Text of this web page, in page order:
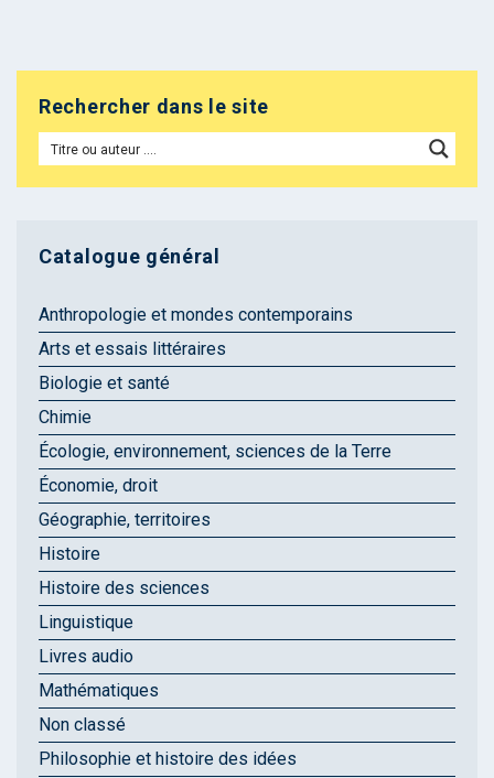
Rechercher dans le site
Catalogue général
Anthropologie et mondes contemporains
Arts et essais littéraires
Biologie et santé
Chimie
Écologie, environnement, sciences de la Terre
Économie, droit
Géographie, territoires
Histoire
Histoire des sciences
Linguistique
Livres audio
Mathématiques
Non classé
Philosophie et histoire des idées